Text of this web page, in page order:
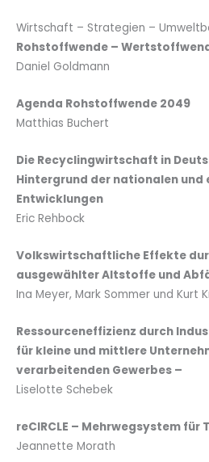
Wirtschaft – Strategien –
Rohstoffwende –
Daniel Goldmann
Agenda Rohstoffwende 2049
Matthias Buchert
Die Recyclingwirtschaft in
Hintergrund der nationalen und
Entwicklungen
Eric Rehbock
Volkswirtschaftliche Effekte
ausgewählter Altstoffe und
Ina Meyer, Mark Sommer und Kurt
Ressourceneffizienz durch
für kleine und mittlere
verarbeitenden Gewerbes –
Liselotte Schebek
reCIRCLE – Mehrwegsystem
Jeannette Morath